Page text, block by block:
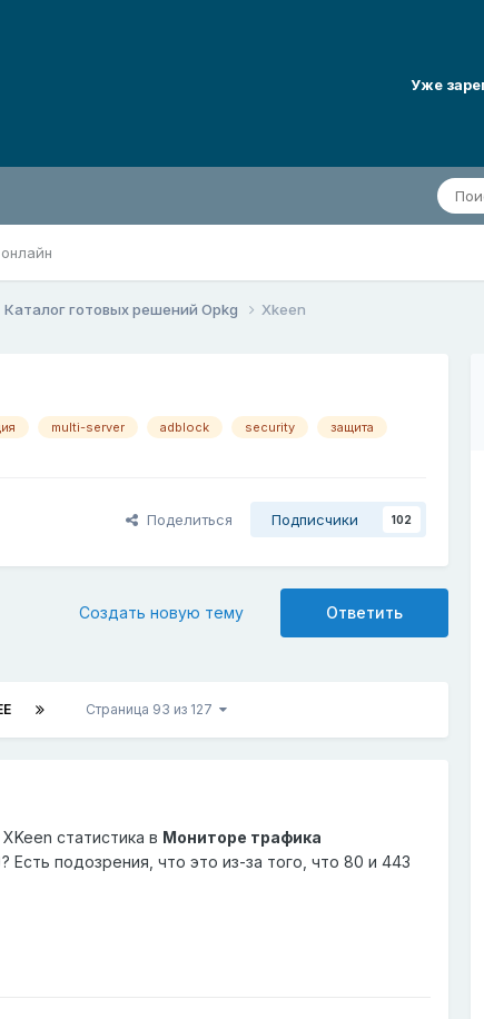
Уже
Каталог готовых решений Opkg Xkeen
multi-server adblock security
защита
Поделиться Подписчики 102
Ответить
Создать новую тему
Страница 93 из 127
статистика в Мониторе трафика
подозрения, что это из-за того, что 80 и 443